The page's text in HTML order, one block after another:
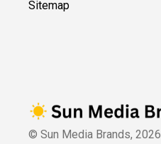
Sitemap
© Sun Media Brands, 2026